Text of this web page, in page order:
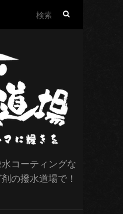
コーティングな
の撥水道場で！